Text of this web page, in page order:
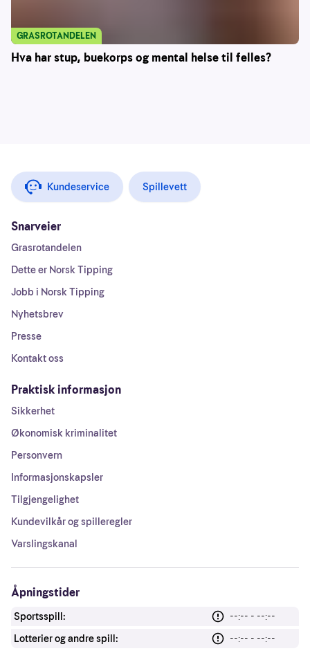
Hva har stup, buekorps og mental helse til felles?
GRASROTANDELEN
Kundeservice Spillevett
Snarveier
Grasrotandelen
Dette er Norsk Tipping
Jobb i Norsk Tipping
Nyhetsbrev
Presse
Kontakt oss
Praktisk informasjon
Sikkerhet
Økonomisk kriminalitet
Personvern
Informasjonskapsler
Tilgjengelighet
Kundevilkår og spilleregler
Varslingskanal
Åpningstider
Sportsspill:
--:-- - --:--
Lotterier og andre spill:
--:-- - --:--